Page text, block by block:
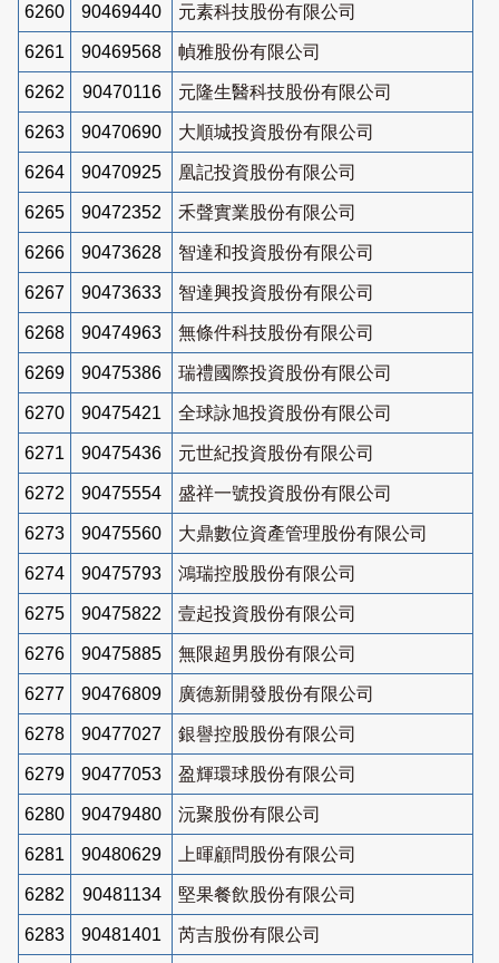
6260 90469440 元素科技股份有限公司
6261 90469568 幀雅股份有限公司
6262 90470116 元隆生醫科技股份有限公司
6263 90470690 大順城投資股份有限公司
6264 90470925 凰記投資股份有限公司
6265 90472352 禾聲實業股份有限公司
6266 90473628 智達和投資股份有限公司
6267 90473633 智達興投資股份有限公司
6268 90474963 無條件科技股份有限公司
6269 90475386 瑞禮國際投資股份有限公司
6270 90475421 全球詠旭投資股份有限公司
6271 90475436 元世紀投資股份有限公司
6272 90475554 盛祥一號投資股份有限公司
6273 90475560 大鼎數位資產管理股份有限公司
6274 90475793 鴻瑞控股股份有限公司
6275 90475822 壹起投資股份有限公司
6276 90475885 無限超男股份有限公司
6277 90476809 廣德新開發股份有限公司
6278 90477027 銀譽控股股份有限公司
6279 90477053 盈輝環球股份有限公司
6280 90479480 沅聚股份有限公司
6281 90480629 上暉顧問股份有限公司
6282 90481134 堅果餐飲股份有限公司
6283 90481401 芮吉股份有限公司